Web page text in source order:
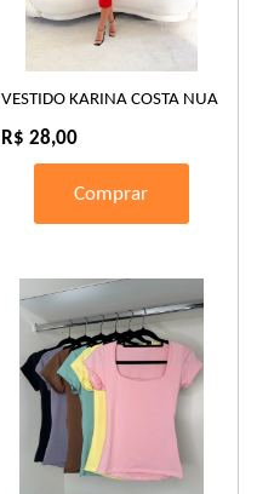
VESTIDO KARINA COSTA NUA
R$ 28,00
Comprar